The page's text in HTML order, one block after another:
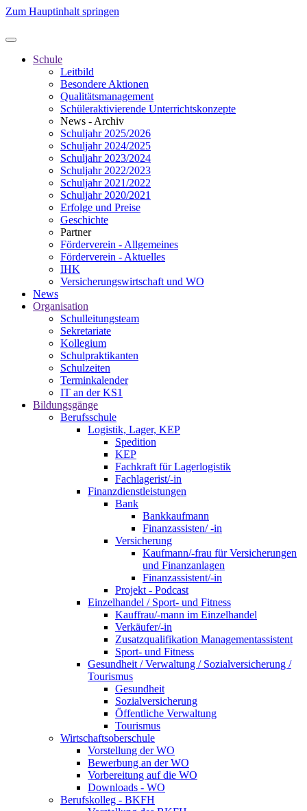
Zum Hauptinhalt springen
Schule
Leitbild
Besondere Aktionen
Qualitätsmanagement
Schüleraktivierende Unterrichtskonzepte
News - Archiv
Schuljahr 2025/2026
Schuljahr 2024/2025
Schuljahr 2023/2024
Schuljahr 2022/2023
Schuljahr 2021/2022
Schuljahr 2020/2021
Erfolge und Preise
Geschichte
Partner
Förderverein - Allgemeines
Förderverein - Aktuelles
IHK
Versicherungswirtschaft und WO
News
Organisation
Schulleitungsteam
Sekretariate
Kollegium
Schulpraktikanten
Schulzeiten
Terminkalender
IT an der KS1
Bildungsgänge
Berufsschule
Logistik, Lager, KEP
Spedition
KEP
Fachkraft für Lagerlogistik
Fachlagerist/-in
Finanzdienstleistungen
Bank
Bankkaufmann
Finanzassisten/ -in
Versicherung
Kaufmann/-frau für Versicherungen
und Finanzanlagen
Finanzassistent/-in
Projekt - Podcast
Einzelhandel / Sport- und Fitness
Kauffrau/-mann im Einzelhandel
Verkäufer/-in
Zusatzqualifikation Managementassistent
Sport- und Fitness
Gesundheit / Verwaltung / Sozialversicherung /
Tourismus
Gesundheit
Sozialversicherung
Öffentliche Verwaltung
Tourismus
Wirtschaftsoberschule
Vorstellung der WO
Bewerbung an der WO
Vorbereitung auf die WO
Downloads - WO
Berufskolleg - BKFH